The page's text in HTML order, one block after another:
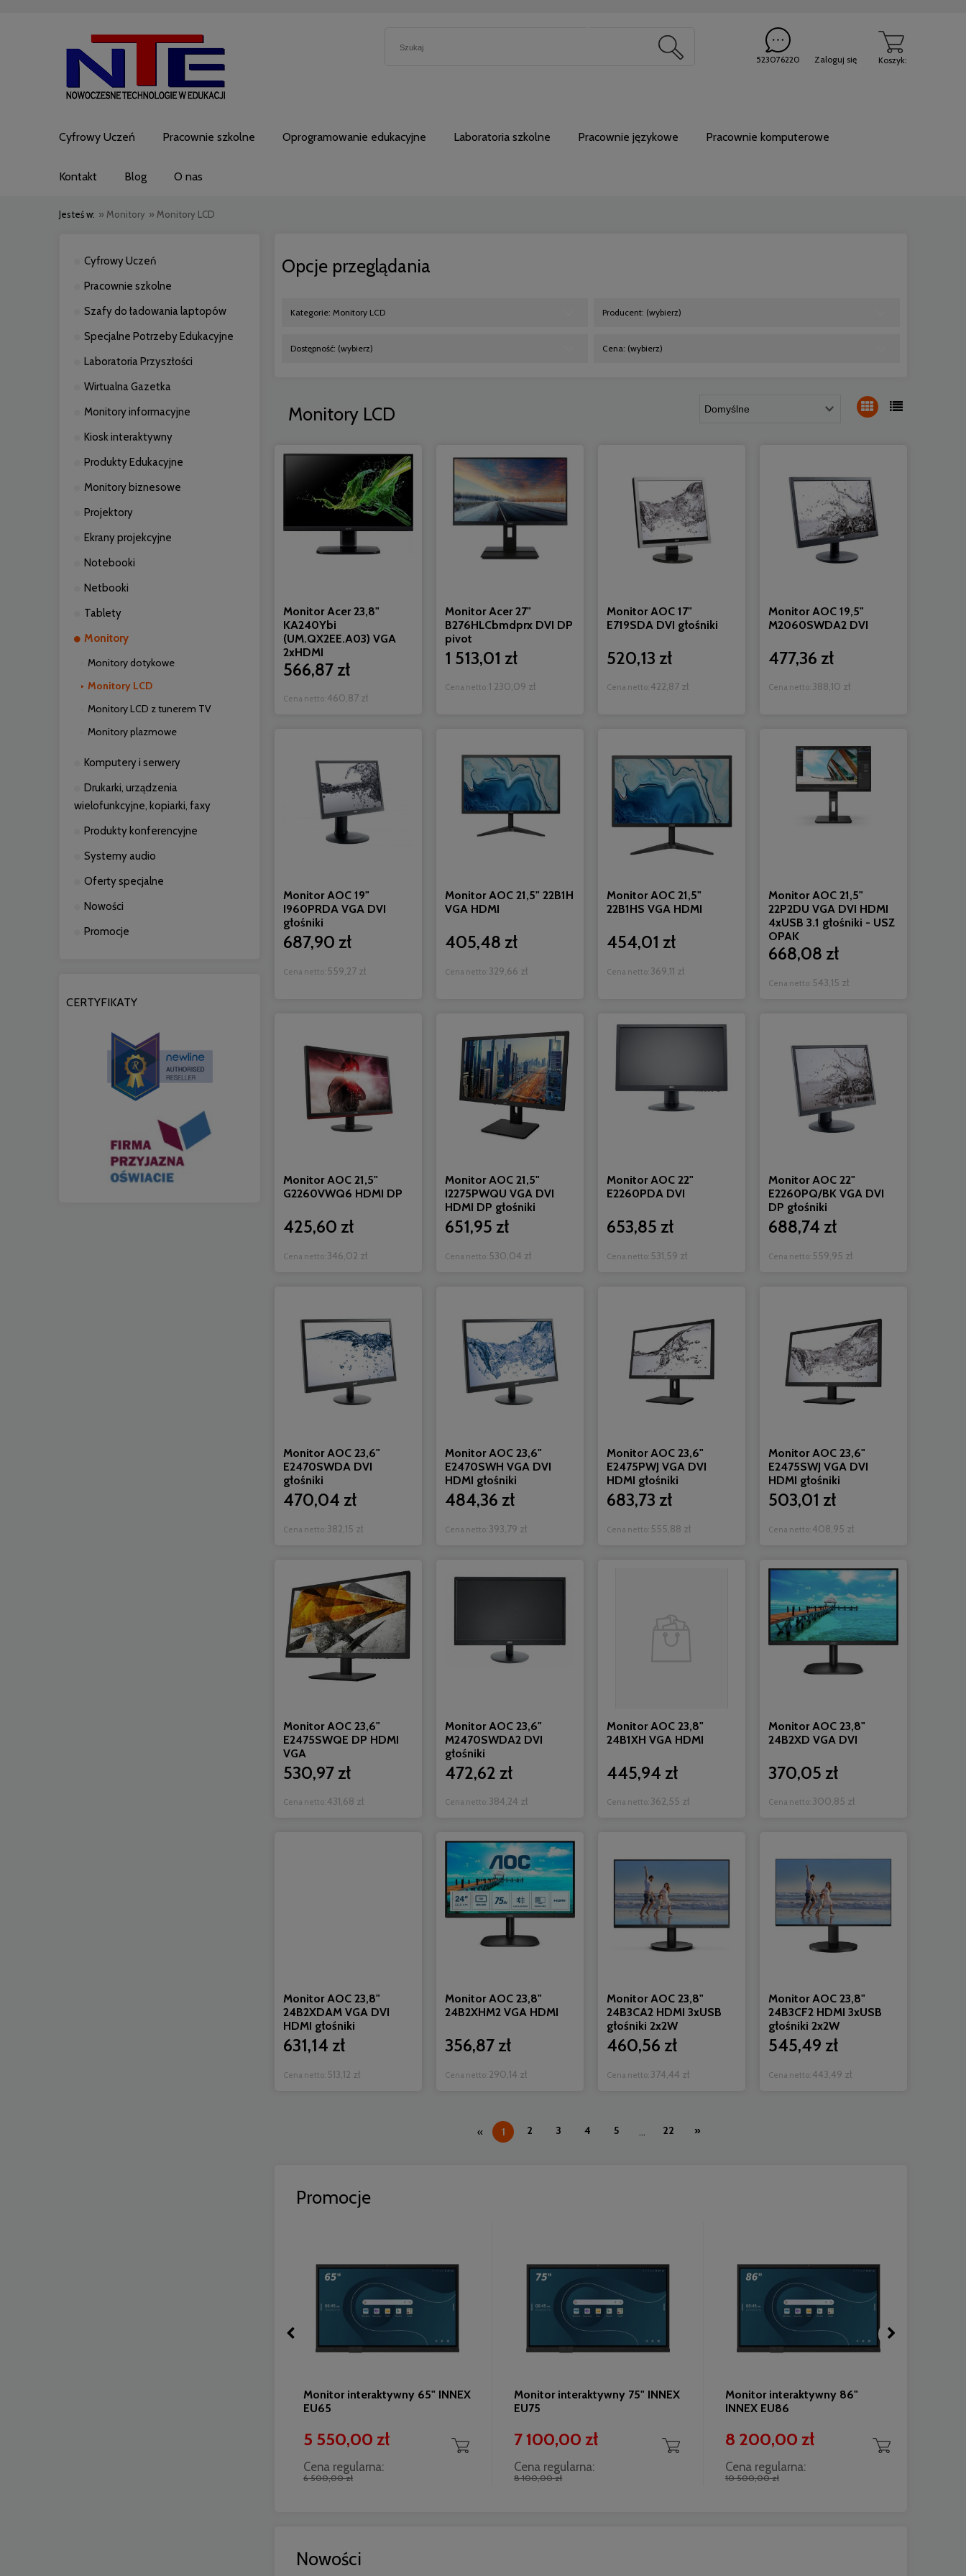
Koszyk:
523076220 Zaloguj się
Cyfrowy Uczeń Pracownie szkolne Oprogramowanie edukacyjne Laboratoria szkolne Pracownie językowe Pracownie komputerowe
Kontakt Blog O nas
Jesteś w: » Monitory » Monitory LCD
Cyfrowy Uczeń
Pracownie szkolne
Szafy do ładowania laptopów
Specjalne Potrzeby Edukacyjne
Laboratoria Przyszłości
Wirtualna Gazetka
Monitory informacyjne
Kiosk interaktywny
Produkty Edukacyjne
Monitory biznesowe
Projektory
Ekrany projekcyjne
Notebooki
Netbooki
Tablety
Monitory
Monitory dotykowe
Monitory LCD
Monitory LCD z tunerem TV
Monitory plazmowe
Komputery i serwery
Drukarki, urządzenia
wielofunkcyjne, kopiarki, faxy
Produkty konferencyjne
Systemy audio
Oferty specjalne
Nowości
Promocje
CERTYFIKATY
Opcje przeglądania
Kategorie: Monitory LCD Producent: (wybierz)
Dostępność: (wybierz) Cena: (wybierz)
Monitory LCD
Monitor Acer 23,8"
KA240Ybi
(UM.QX2EE.A03) VGA
2xHDMI
566,87 zł
Cena netto: 460,87 zł
Monitor Acer 27"
B276HLCbmdprx DVI DP
pivot
1 513,01 zł
Cena netto: 1 230,09 zł
Monitor AOC 17"
E719SDA DVI głośniki
520,13 zł
Cena netto: 422,87 zł
Monitor AOC 19,5"
M2060SWDA2 DVI
477,36 zł
Cena netto: 388,10 zł
Monitor AOC 19"
I960PRDA VGA DVI
głośniki
687,90 zł
Cena netto: 559,27 zł
Monitor AOC 21,5" 22B1H
VGA HDMI
405,48 zł
Cena netto: 329,66 zł
Monitor AOC 21,5"
22B1HS VGA HDMI
454,01 zł
Cena netto: 369,11 zł
Monitor AOC 21,5"
22P2DU VGA DVI HDMI
4xUSB 3.1 głośniki - USZ
OPAK
668,08 zł
Cena netto: 543,15 zł
Monitor AOC 21,5"
G2260VWQ6 HDMI DP
425,60 zł
Cena netto: 346,02 zł
Monitor AOC 21,5"
I2275PWQU VGA DVI
HDMI DP głośniki
651,95 zł
Cena netto: 530,04 zł
Monitor AOC 22"
E2260PDA DVI
653,85 zł
Cena netto: 531,59 zł
Monitor AOC 22"
E2260PQ/BK VGA DVI
DP głośniki
688,74 zł
Cena netto: 559,95 zł
Monitor AOC 23,6"
E2470SWDA DVI
głośniki
470,04 zł
Cena netto: 382,15 zł
Monitor AOC 23,6"
E2470SWH VGA DVI
HDMI głośniki
484,36 zł
Cena netto: 393,79 zł
Monitor AOC 23,6"
E2475PWJ VGA DVI
HDMI głośniki
683,73 zł
Cena netto: 555,88 zł
Monitor AOC 23,6"
E2475SWJ VGA DVI
HDMI głośniki
503,01 zł
Cena netto: 408,95 zł
Monitor AOC 23,6"
E2475SWQE DP HDMI
VGA
530,97 zł
Cena netto: 431,68 zł
Monitor AOC 23,6"
M2470SWDA2 DVI
głośniki
472,62 zł
Cena netto: 384,24 zł
Monitor AOC 23,8"
24B1XH VGA HDMI
445,94 zł
Cena netto: 362,55 zł
Monitor AOC 23,8"
24B2XD VGA DVI
370,05 zł
Cena netto: 300,85 zł
Monitor AOC 23,8"
24B2XDAM VGA DVI
HDMI głośniki
631,14 zł
Cena netto: 513,12 zł
Monitor AOC 23,8"
24B2XHM2 VGA HDMI
356,87 zł
Cena netto: 290,14 zł
Monitor AOC 23,8"
24B3CA2 HDMI 3xUSB
głośniki 2x2W
460,56 zł
Cena netto: 374,44 zł
Monitor AOC 23,8"
24B3CF2 HDMI 3xUSB
głośniki 2x2W
545,49 zł
Cena netto: 443,49 zł
« 1 2 3 4 5 ... 22 »
Promocje
Monitor interaktywny 65" INNEX
EU65
5 550,00 zł
Cena regularna:
6 500,00 zł
Monitor interaktywny 75" INNEX
EU75
7 100,00 zł
Cena regularna:
8 100,00 zł
Monitor interaktywny 86"
INNEX EU86
8 200,00 zł
Cena regularna:
10 500,00 zł
Nowości